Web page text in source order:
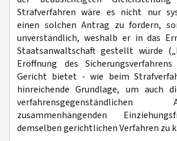
Strafverfahren wäre es nicht nur
einen solchen Antrag zu fordern,
unverständlich, weshalb er in das
Staatsanwaltschaft gestellt würde
Eröffnung des
Gericht bietet - wie beim
hinreichende Grundlage, um auch
verfahrensgegenständlichen
zusammenhängenden
demselben gerichtlichen Verfahren zu